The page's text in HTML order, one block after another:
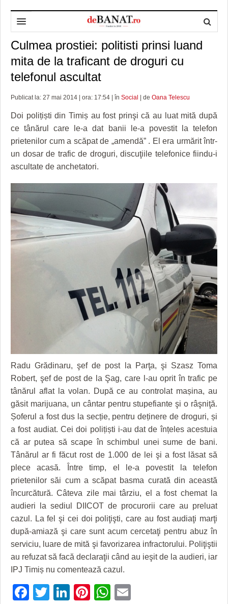
HOME
DESPRE NOI
POLITICA DE CONFIDENȚIALITATE
ADMINISTRAȚIE
PREFECTURA TIMIŞ
POLI TIMISOARA
FOTBAL JUDETEAN
ALTE SPORTURI
OPINII
DOSARELE DEBANAT
ETICA LUCIDITĂȚII ASISTATE
ZÂMBETE AMARE
GRĂDINA TAICII DOMNULUI
CU OIŞTEA-N KIERKEGAARD
FINANŢĂRI DE LA A LA Z
TIMP LIBER ȘI CULTURĂ
TIMP LIBER
CULTURA
CRONICĂ DE FILM
CLIPURI VIDEO
JOCURI ONLINE
ECONOMIC
MAI MULTE
ACCIDENTE
CULTURA
FILME DOCUMENTARE
CLIPURI VIDEO
DIVERSE
FARMACII DIN TIMIŞOARA
LICEE, ŞCOLI ŞI GRĂDINIŢE DIN TIMIŞ
PRIMĂRIILE DIN TIMIŞ
SFATUL MEDICULUI
SFATURI JURIDICE
Culmea prostiei: politisti prinsi luand
mita de la traficant de droguri cu
telefonul ascultat
Publicat la: 27 mai 2014 | ora: 17:54 | în Social | de Oana Telescu
Doi polițiști din Timiș au fost prinşi că au luat mită după
ce tânărul care le-a dat banii le-a povestit la telefon
prietenilor cum a scăpat de „amendă” . El era urmărit într-
un dosar de trafic de droguri, discuţiile telefonice fiindu-i
ascultate de anchetatori.
Radu Grădinaru, şef de post la Parţa, şi Szasz Toma
Robert, şef de post de la Şag, care l-au oprit în trafic pe
tânărul aflat la volan. După ce au controlat mașina, au
găsit marijuana, un cântar pentru stupefiante şi o râşniţă.
Șoferul a fost dus la secție, pentru deținere de droguri, și
a fost audiat. Cei doi polițiști i-au dat de înțeles acestuia
că ar putea să scape în schimbul unei sume de bani.
Tânărul ar fi făcut rost de 1.000 de lei şi a fost lăsat să
plece acasă. Între timp, el le-a povestit la telefon
prietenilor săi cum a scăpat basma curată din această
încurcătură. Câteva zile mai târziu, el a fost chemat la
audieri la sediul DIICOT de procurorii care au preluat
cazul. La fel şi cei doi poliţişti, care au fost audiaţi marţi
după-amiază şi care sunt acum cercetaţi pentru abuz în
serviciu, luare de mită şi favorizarea infractorului. Poliţiştii
au refuzat să facă declaraţii când au ieşit de la audieri, iar
IPJ Timiș nu comentează cazul.
Facebook
Twitter
LinkedIn
Pinterest
WhatsApp